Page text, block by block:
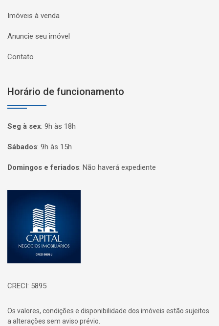
Imóveis à venda
Anuncie seu imóvel
Contato
Horário de funcionamento
Seg à sex: 9h às 18h
Sábados: 9h às 15h
Domingos e feriados: Não haverá expediente
CRECI: 5895
Os valores, condições e disponibilidade dos imóveis estão sujeitos
a alterações sem aviso prévio.